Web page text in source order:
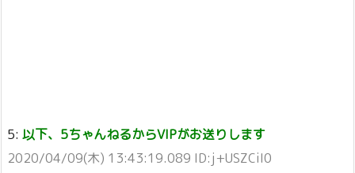
5: 以下、5ちゃんねるからVIPがお送りします
2020/04/09(木) 13:43:19.089 ID:j+USZCiI0